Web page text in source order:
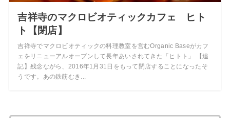
吉祥寺のマクロビオティックカフェ ヒト
ト【閉店】
吉祥寺でマクロビオティックの料理教室を営むOrganic Baseがカフ
ェをリニューアルオープンして長年あいされてきた「ヒトト」 【追
記】残念ながら、2016年1月31日をもって閉店することになったそ
うです。あの鉄筋むき...